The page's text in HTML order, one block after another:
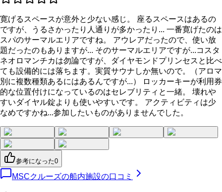
寛げるスペースが意外と少ない感じ。 座るスペースはあるの
ですが、うるさかったり人通りが多かったり... 一番寛げたのは
スパのサーマルエリアですね。 アウレアだったので、使い放
題だったのもありますが... そのサーマルエリアですが...コスタ
ネオロマンチカは勿論ですが、ダイヤモンドプリンセスと比べ
ても設備的には落ちます。実質サウナしか無いので。（アロマ
別に複数種類あるにはあるんですが...） ロッカーキーが利用券
的な位置付けになっているのはセレブリティと一緒。 壊れや
すいダイヤル錠よりも使いやすいです。 アクティビティは少
なめですかね...参加したいものがありませんでした。
参考になった0
MSCクルーズの船内施設の口コミ